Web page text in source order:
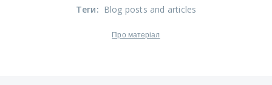
Теги: Blog posts and articles
Про матеріал